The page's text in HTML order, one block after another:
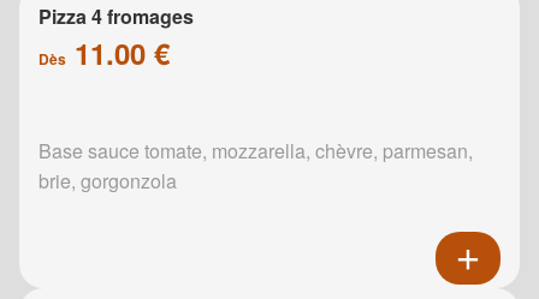
Pizza 4 fromages
Dès 11.00 €
Base sauce tomate, mozzarella, chèvre, parmesan,
brie, gorgonzola